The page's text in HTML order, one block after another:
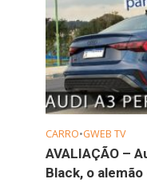
CARRO•GWEB TV
AVALIAÇÃO –
Black, o